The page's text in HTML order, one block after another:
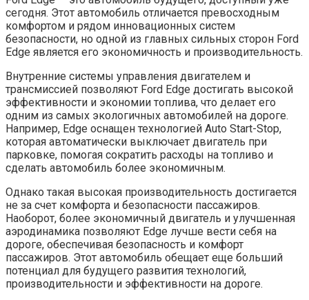
сегодня. Этот автомобиль отличается превосходным
комфортом и рядом инновационных систем
безопасности, но одной из главных сильных сторон Ford
Edge является его экономичность и производительность.
Внутренние системы управления двигателем и
трансмиссией позволяют Ford Edge достигать высокой
эффективности и экономии топлива, что делает его
одним из самых экологичных автомобилей на дороге.
Например, Edge оснащен технологией Auto Start-Stop,
которая автоматически выключает двигатель при
парковке, помогая сократить расходы на топливо и
сделать автомобиль более экономичным.
Однако такая высокая производительность достигается
не за счет комфорта и безопасности пассажиров.
Наоборот, более экономичный двигатель и улучшенная
аэродинамика позволяют Edge лучше вести себя на
дороге, обеспечивая безопасность и комфорт
пассажиров. Этот автомобиль обещает еще больший
потенциал для будущего развития технологий,
производительности и эффективности на дороге.